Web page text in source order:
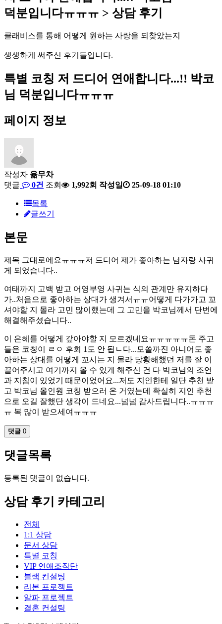
덕분입니 다ㅠㅠㅠ > 상담 후기
클래 비 스를 통해 어 떻게 원하는 사랑을 되 찾았는지
생생하게 써 주신 후기 들입니 다.
특별 코칭 저 드디어 연애합니다...!! 박코
님 덕분입니다ㅠㅠㅠ
페이지 정보
작성자 윪무차
댓글
0건 조회 1,992회 작성일 25-09-18 01:10
목록
글쓰기
본문
제목 그대로에요ㅠㅠㅠ저 드디어 제가 좋아하는 남자랑 사귀
게 되었습니다..
여태까지 고백 받고 어영부영 사귀는 식의 관계만 유지하다
가..처음으로 좋아하는 상대가 생겨서ㅠㅠ어떻게 다가가고 꼬
셔야할 지 몰라 고민 많이했는데 그 고민을 박코님께서 단번에
해결해주셨습니다..
이 은혜를 어떻게 갚아야할 지 모르겠네요ㅠㅠㅠㅠㅠ돈 주고
들은 코칭이 ㄹㅇ 후회 1도 안 됩ㄴ다...모쏠까진 아니어도 좋
아하는 상대를 어떻게 꼬시는 지 몰라 당황해했던 저를 잘 이
끌어주시고 여기까지 올 수 있게 해주신 건 다 박코님의 조언
과 지침이 있었기 때문이었어요...저도 지인한테 일단 추천 받
고 박코님 올인원 코칭 받으러 온 거였는데 확실히 지인 추천
으로 오길 잘했단 생각이 드네요...넘넘 감사드립니다..ㅠㅠㅠ
ㅠ 복 많이 받으세여ㅠㅠㅠ
댓글 0
댓글목록
등록된 댓글이 없습니다.
상담 후기 카테고리
전체
1:1 상담
문서 상담
특별 코칭
VIP 연애조작단
블랙 컨설팅
리본 프로젝트
알파 프로젝트
결혼 컨설팅